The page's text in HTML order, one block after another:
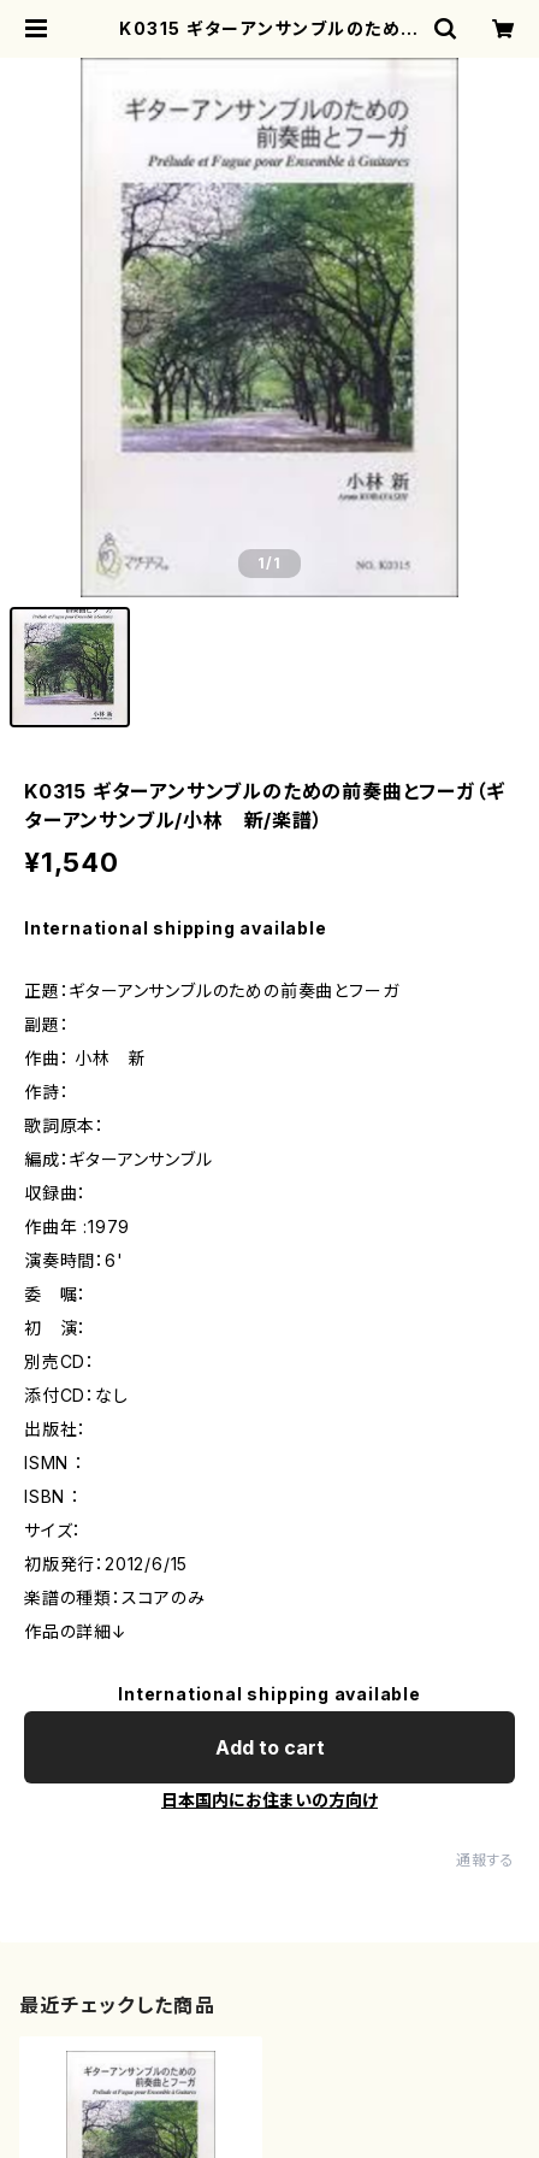
K0315 ギターアンサンブルのための
小林 新/楽譜） | motherearth
1/1
K0315 ギターアンサンブルのための前奏曲とフーガ（ギ
ターアンサンブル/小林 新/楽譜）
¥1,540
International shipping available
正題：ギターアンサンブルのための前奏曲とフーガ
副題：
作曲： 小林 新
作詩：
歌詞原本：
編成：ギターアンサンブル
収録曲：
作曲年 :1979
演奏時間：6'
委 嘱：
初 演：
別売CD：
添付CD：なし
出版社：
ISMN ：
ISBN ：
サイズ：
初版発行：2012/6/15
楽譜の種類：スコアのみ
作品の詳細↓
International shipping available
Add to cart
日本国内にお住まいの方向け
通報する
最近チェックした商品